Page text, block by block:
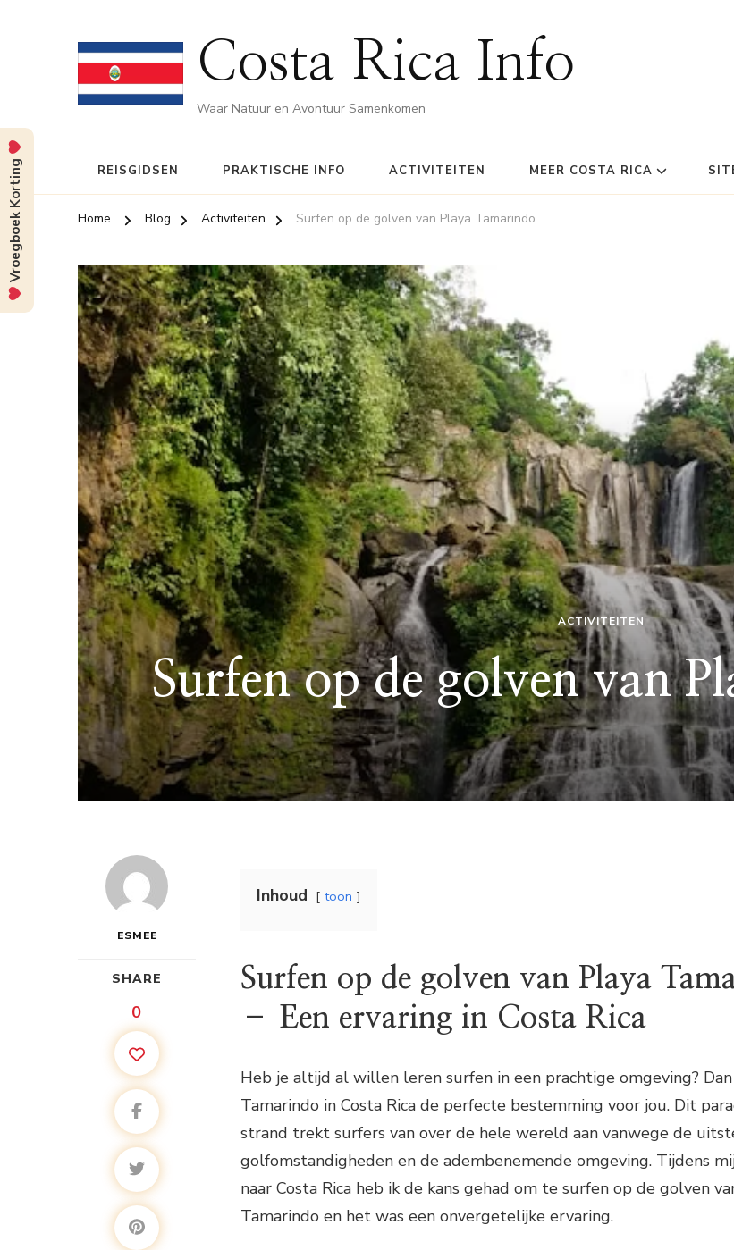
Costa Rica Info
Waar Natuur en Avontuur Samenkomen
REISGIDSEN PRAKTISCHE INFO ACTIVITEITEN MEER COSTA RICA
Home Blog Activiteiten Surfen op de golven van Playa Tamarindo
ACTIVITEITEN
Surfen op de golven van
ESMEE
SHARE
0
Inhoud toon
Surfen op de golven van Playa
– Een ervaring in Costa Rica
Heb je altijd al willen leren surfen in een prachtige omgeving?
Tamarindo in Costa Rica de perfecte bestemming voor jou. Dit
strand trekt surfers van over de hele wereld aan vanwege de
golfomstandigheden en de adembenemende omgeving. Tijdens
naar Costa Rica heb ik de kans gehad om te surfen op de golven
Tamarindo en het was een onvergetelijke ervaring.
Vroegboek Korting